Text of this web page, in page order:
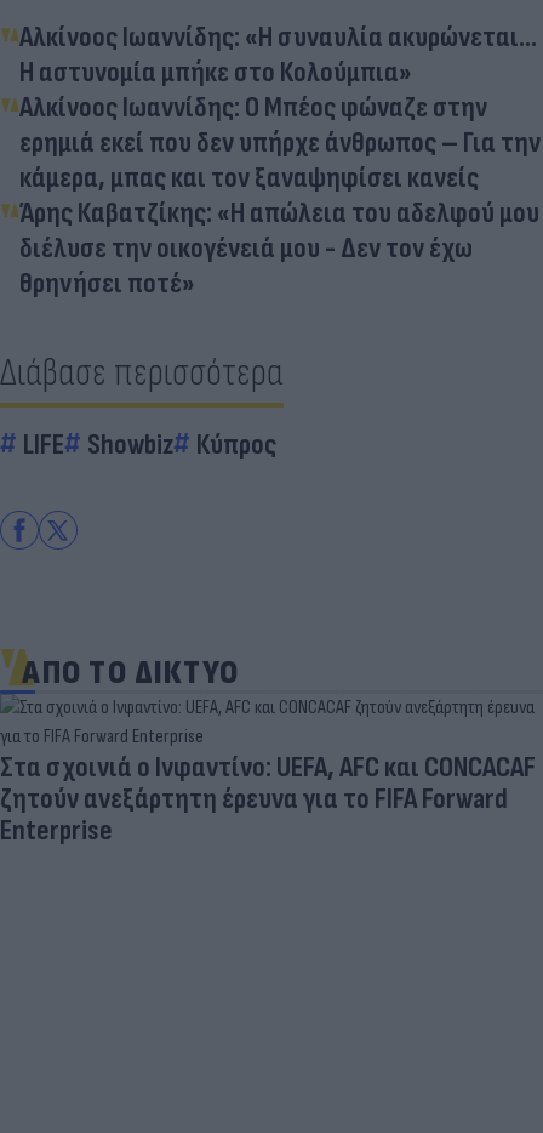
Αλκίνοος Ιωαννίδης: «Η συναυλία ακυρώνεται...
Η αστυνομία μπήκε στο Κολούμπια»
Αλκίνοος Ιωαννίδης: Ο Μπέος φώναζε στην
ερημιά εκεί που δεν υπήρχε άνθρωπος – Για την
κάμερα, μπας και τον ξαναψηφίσει κανείς
Άρης Καβατζίκης: «Η απώλεια του αδελφού μου
διέλυσε την οικογένειά μου - Δεν τον έχω
θρηνήσει ποτέ»
Διάβασε περισσότερα
LIFE Showbiz Κύπρος
ΑΠΟ ΤΟ ΔΙΚΤΥΟ